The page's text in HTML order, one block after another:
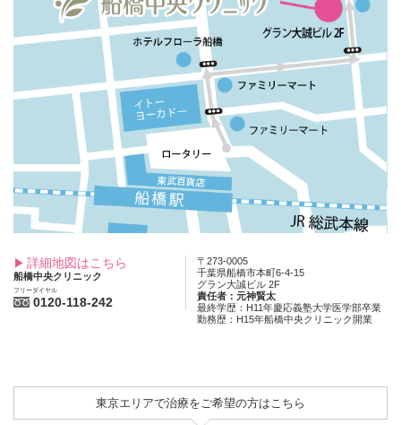
詳細地図はこちら
船橋中央クリニック
フリーダイヤル
0120-118-242
〒273-0005
千葉県船橋市本町6-4-15
グラン大誠ビル 2F
責任者：元神賢太
最終学歴：H11年慶応義塾大学医学部卒業
勤務歴：H15年船橋中央クリニック開業
東京エリアで治療をご希望の方はこちら